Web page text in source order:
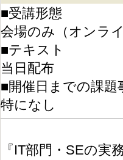
■受講形態
会場のみ（オンラ
■テキスト
当日配布
■開催日までの課題
特になし
『IT部門・SEの